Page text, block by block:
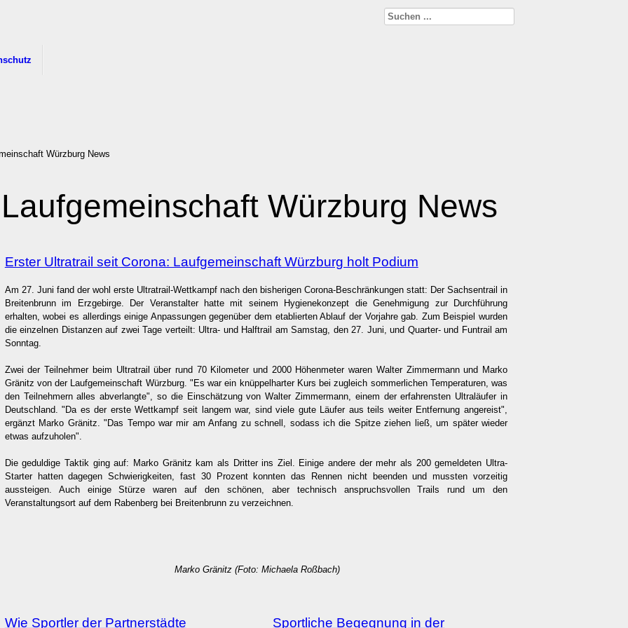
Würzburg News
Laufgemeinschaft Würzburg News
Erster Ultratrail seit Corona: Laufgemeinschaft Würzburg holt Podium
Am 27. Juni fand der wohl erste Ultratrail-Wettkampf nach den bisherigen Corona-Beschränkungen statt: Der Sachsentrail in
Breitenbrunn im Erzgebirge. Der Veranstalter hatte mit seinem Hygienekonzept die Genehmigung zur Durchführung
erhalten, wobei es allerdings einige Anpassungen gegenüber dem etablierten Ablauf der Vorjahre gab. Zum Beispiel wurden
die einzelnen Distanzen auf zwei Tage verteilt: Ultra- und Halftrail am Samstag, den 27. Juni, und Quarter- und Funtrail am
Sonntag.
Zwei der Teilnehmer beim Ultratrail über rund 70 Kilometer und 2000 Höhenmeter waren Walter Zimmermann und Marko
Gränitz von der Laufgemeinschaft Würzburg. "Es war ein knüppelharter Kurs bei zugleich sommerlichen Temperaturen, was
den Teilnehmern alles abverlangte", so die Einschätzung von Walter Zimmermann, einem der erfahrensten Ultraläufer in
Deutschland. "Da es der erste Wettkampf seit langem war, sind viele gute Läufer aus teils weiter Entfernung angereist",
ergänzt Marko Gränitz. "Das Tempo war mir am Anfang zu schnell, sodass ich die Spitze ziehen ließ, um später wieder
etwas aufzuholen".
Die geduldige Taktik ging auf: Marko Gränitz kam als Dritter ins Ziel. Einige andere der mehr als 200 gemeldeten Ultra-
Starter hatten dagegen Schwierigkeiten, fast 30 Prozent konnten das Rennen nicht beenden und mussten vorzeitig
aussteigen. Auch einige Stürze waren auf den schönen, aber technisch anspruchsvollen Trails rund um den
Veranstaltungsort auf dem Rabenberg bei Breitenbrunn zu verzeichnen.
Marko Gränitz (Foto: Michaela Roßbach)
Wie Sportler der Partnerstädte
Sportliche Begegnung in der